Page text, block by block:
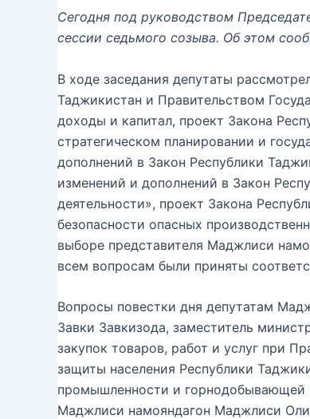
Сегодня под руководством
сессии седьмого созыва. Об этом
В ходе заседания депутаты
Таджикистан и Правительством
доходы и капитал, проект Закона
стратегическом планировании и
дополнений в Закон Республики
изменений и дополнений в Закон
деятельности», проект Закона
безопасности опасных
выборе представителя Маджлиси
всем вопросам были приняты
Вопросы повестки дня депутатам
Завки Завкизода, заместитель
закупок товаров, работ и услуг при
защиты населения Республики
промышленности и горнодобывающей
Маджлиси намояндагон Маджлиси Оли